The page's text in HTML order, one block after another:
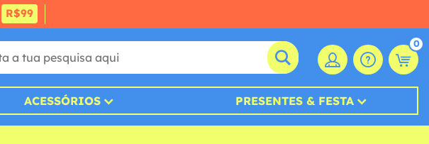
R$99
0
ACESSÓRIOS PRESENTES & FESTA